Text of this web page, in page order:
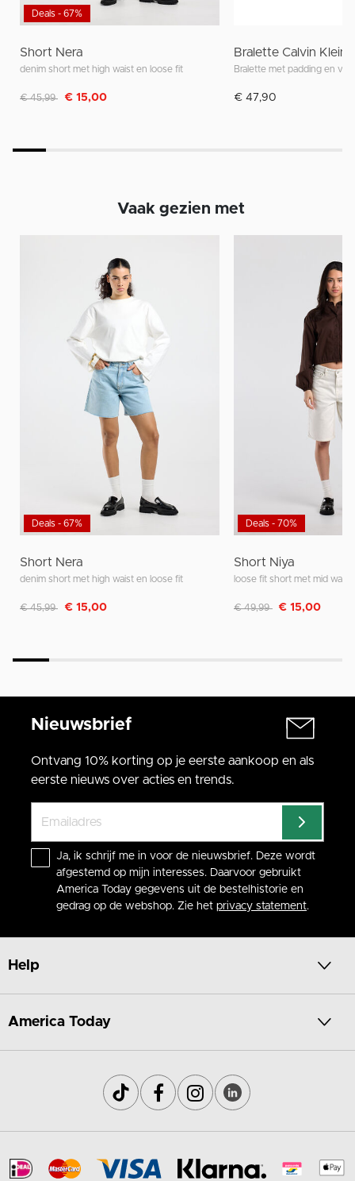
Deals - 67%
Short Nera
denim short met high waist en loose fit
Afgeprijsd van
€ 45,99 naar
€ 15,00
Bralette Calvin Klein
Bralette met padding en
€ 47,90
Vaak gezien met
Deals - 67%
Short Nera
denim short met high waist en loose fit
Afgeprijsd van
€ 45,99 naar
€ 15,00
Deals - 70%
Short Niya
loose fit short met mid
Afgeprijsd van
€ 49,99 naar
€ 15,00
Nieuwsbrief
Ontvang 10% korting op je eerste aankoop en als
eerste nieuws over acties en trends.
Ja, ik schrijf me in voor de nieuwsbrief. Deze wordt
afgestemd op mijn interesses. Daarvoor gebruikt
America Today gegevens uit de bestelhistorie en
gedrag op de webshop. Zie het privacy statement.
Help
America Today